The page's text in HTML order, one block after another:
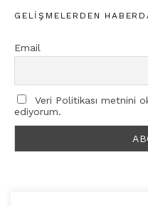
GELIŞMELERDEN
Email
Veri Politikası metnini
ediyorum.